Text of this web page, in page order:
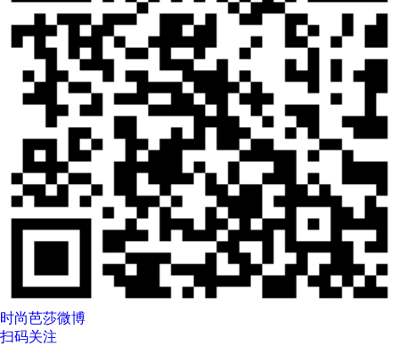
时尚芭莎微博
扫码关注